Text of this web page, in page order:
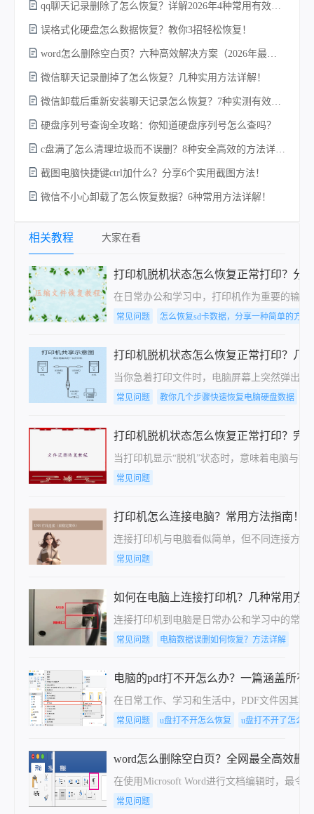
qq聊天记录删除了怎么恢复？详解2026年4种常用有效的方法（支持.db数据库提取）
误格式化硬盘怎么数据恢复？教你3招轻松恢复！
word怎么删除空白页？六种高效解决方案（2026年最新实操指南）！
微信聊天记录删掉了怎么恢复？几种实用方法详解！
微信卸载后重新安装聊天记录怎么恢复？7种实测有效的恢复方案详解！
硬盘序列号查询全攻略：你知道硬盘序列号怎么查吗？
c盘满了怎么清理垃圾而不误删？8种安全高效的方法详解+误删恢复指南！
截图电脑快捷键ctrl加什么？分享6个实用截图方法！
微信不小心卸载了怎么恢复数据？6种常用方法详解！
相关教程 大家在看
打印机脱机状态怎么恢复正常打印？分
在日常办公和学习中，打印机作为重要的输
常见问题 怎么恢复sd卡数据，分享一种简单的方法
打印机脱机状态怎么恢复正常打印？几
当你急着打印文件时，电脑屏幕上突然弹出“
常见问题 教你几个步骤快速恢复电脑硬盘数据
打印机脱机状态怎么恢复正常打印？完
当打印机显示“脱机”状态时，意味着电脑与
常见问题
打印机怎么连接电脑？常用方法指南！
连接打印机与电脑看似简单，但不同连接方
常见问题
如何在电脑上连接打印机？几种常用方
连接打印机到电脑是日常办公和学习中的常
常见问题 电脑数据误删如何恢复？方法详解
电脑的pdf打不开怎么办？一篇涵盖所有
在日常工作、学习和生活中，PDF文件因其
常见问题 u盘打不开怎么恢复 u盘打不开了怎么
word怎么删除空白页？全网最全高效删
在使用Microsoft Word进行文档编辑时，最令
常见问题